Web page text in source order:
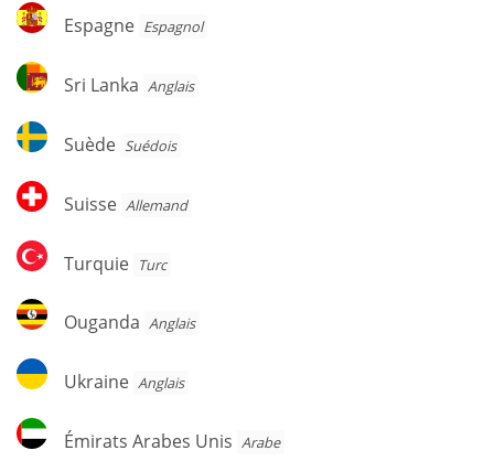
Espagne
Espagne Espagnol
Sri
Lanka
Sri Lanka Anglais
Suède
Suède Suédois
Suisse
Suisse Allemand
Turquie
Turquie Turc
Ouganda
Ouganda Anglais
Ukraine
Ukraine Anglais
Émirats
Arabes
Émirats Arabes Unis Arabe